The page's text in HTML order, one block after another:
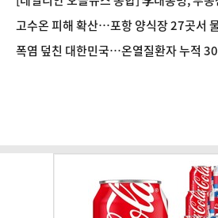
고수온 피해 확산…포항 양식장 27곳서
폭염 덮친 대한민국…온열질환자 누적